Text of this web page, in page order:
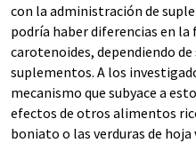
con la administración de
podría haber diferencias en la
carotenoides, dependiendo
suplementos. A los
mecanismo que subyace a
efectos de otros alimentos
boniato o las verduras de hoja